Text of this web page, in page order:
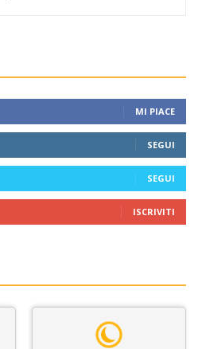
MI PIACE
SEGUI
SEGUI
ISCRIVITI